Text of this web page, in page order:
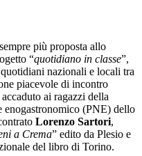
più proposta allo
“quotidiano in classe”,
nazionali e locali tra
piacevole di incontro
ai ragazzi della
enogastronomico (PNE) dello
Lorenzo Sartori,
a Crema” edito da Plesio e
del libro di Torino.